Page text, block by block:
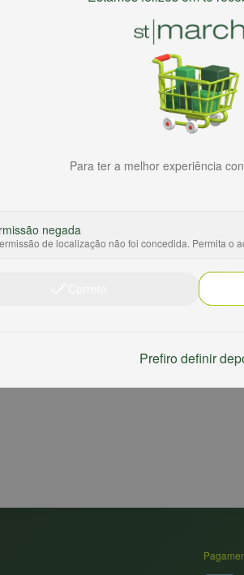
Para ter a melhor experiência
negada
de localização não foi concedida. Permita o
Prefiro definir